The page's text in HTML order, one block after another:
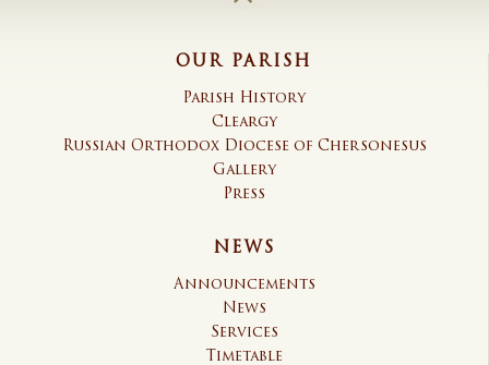
OUR PARISH
Parish History
Cleargy
Russian Orthodox Diocese of Chersonesus
Gallery
Press
NEWS
Announcements
News
Services
Timetable